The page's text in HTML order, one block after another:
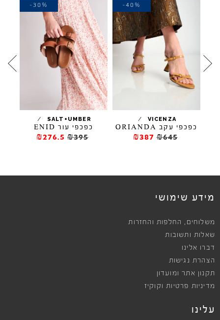
VICENZA
/
כפכפי עקב ORIANDA
₪645
₪387
-40%
SALT+UMBER
/
כפכפי עור ENID
₪395
₪276.5
-30%
מידע שימושי
משלוחים , החלפות והחזרות
שאלות ותשובות
דברו אלינו
הצהרת נגישות
תקנון אתר ומועדון
מדיניות פרטיות וקוקיז
עלינו